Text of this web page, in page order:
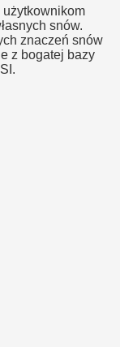
snów.
znaczeń snów
z bogatej bazy